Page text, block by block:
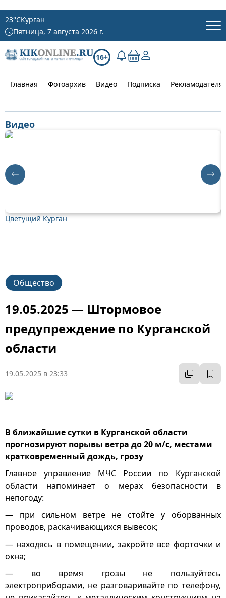
23°CКурган
Пятница, 7 августа 2026 г.
16+
Главная Фотоархив Видео Подписка
Видео
Цветущий Курган
Общество
19.05.2025 — Штормовое
предупреждение по Курганской
области
19.05.2025 в 23:33
В ближайшие сутки в Курганской области
прогнозируют порывы ветра до 20 м/с, местами
кратковременный дождь, грозу
Главное управление МЧС России по Курганской
области напоминает о мерах безопасности в
непогоду:
— при сильном ветре не стойте у оборванных
проводов, раскачивающихся вывесок;
— находясь в помещении, закройте все форточки и
окна;
— во время грозы не пользуйтесь
электроприборами, не разговаривайте по телефону,